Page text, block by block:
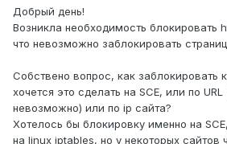
Добрый день!
Возникла необходимость блокировать
что невозможно заблокировать
Собствено вопрос, как заблокировать
хочется это сделать на SCE, или по
невозможно) или по ip сайта?
Хотелось бы блокировку именно на
на linux iptables, но у некоторых сайтов